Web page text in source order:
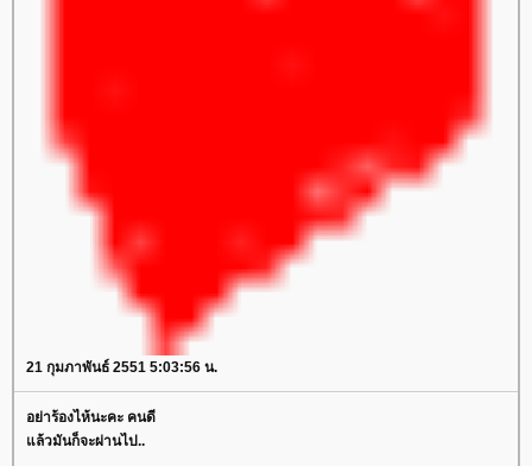
21 กุมภาพันธ์ 2551 5:03:56 น.
อย่าร้องไห้นะคะ คนดี
แล้วมันก็จะผ่านไป..